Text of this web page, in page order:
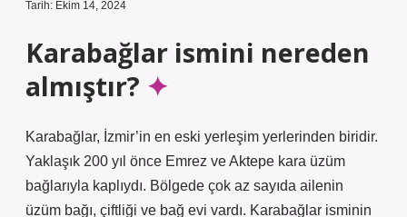
Tarih: Ekim 14, 2024
Karabağlar ismini nereden
almıştır?
Karabağlar, İzmir’in en eski yerleşim yerlerinden biridir.
Yaklaşık 200 yıl önce Emrez ve Aktepe kara üzüm
bağlarıyla kaplıydı. Bölgede çok az sayıda ailenin
üzüm bağı, çiftliği ve bağ evi vardı. Karabağlar isminin